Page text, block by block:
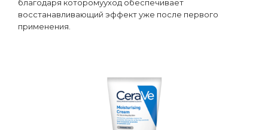
благодаря которомууход обеспечивает
восстанавливающий эффект уже после первого
применения.